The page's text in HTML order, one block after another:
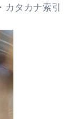
カタカナ索引